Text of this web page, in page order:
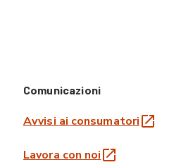
Comunicazioni
Avvisi ai consumatori
Lavora con noi